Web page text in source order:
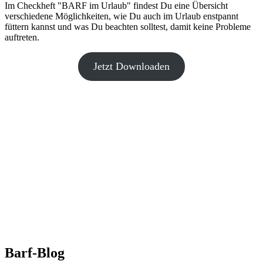
Im Checkheft "BARF im Urlaub" findest Du eine Übersicht
verschiedene Möglichkeiten, wie Du auch im Urlaub enstpannt
füttern kannst und was Du beachten solltest, damit keine Probleme
auftreten.
Jetzt Downloaden
Barf-Blog